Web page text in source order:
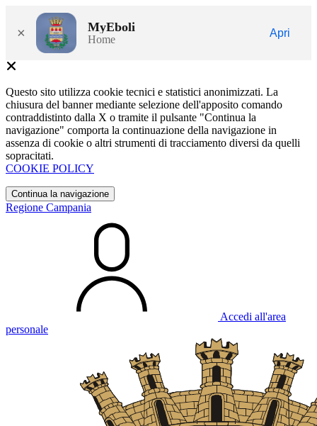
× MyEboli
Home
Apri
Questo sito utilizza cookie tecnici e statistici anonimizzati. La
chiusura del banner mediante selezione dell'apposito comando
contraddistinto dalla X o tramite il pulsante "Continua la
navigazione" comporta la continuazione della navigazione in
assenza di cookie o altri strumenti di tracciamento diversi da quelli
sopracitati.
COOKIE POLICY
Continua la navigazione
Regione Campania
Accedi all'area
personale